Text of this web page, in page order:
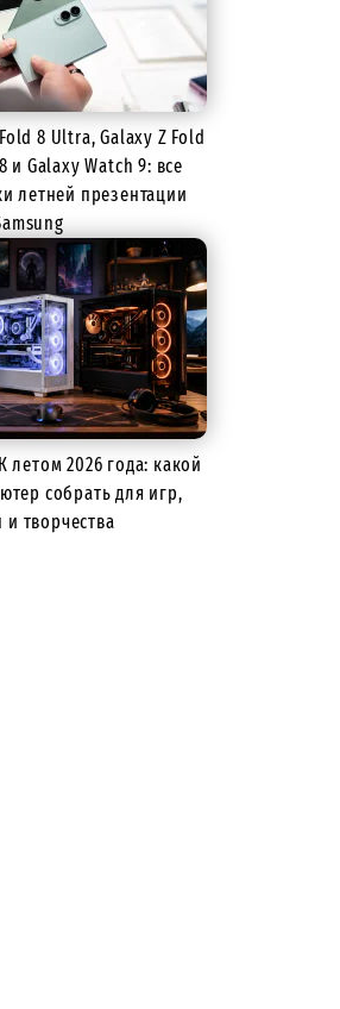
8 Ultra, Galaxy Z Fold
и Galaxy Watch 9: все
летней презентации
2026 года: какой
собрать для игр,
творчества